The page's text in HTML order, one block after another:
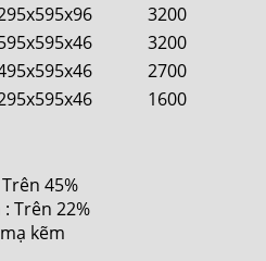
3200
3200
2700
1600
45%
Trên 22%
kẽm